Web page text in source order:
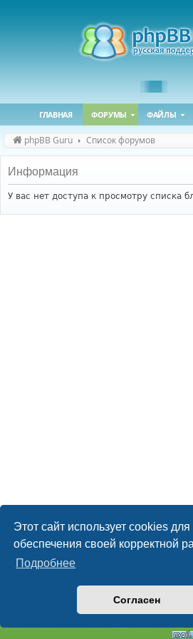
Этот сайт использует cookies для
обеспечения своей корректной
Подробнее
Согласен
ГЛАВНАЯ ФОРУМЫ ФАЙЛЫ
phpBB Guru Список форумов
Информация
У вас нет доступа к просмотру списка
Главная Форумы
Time: 0.056s| Peak Memory Usage: 2.15
© phpBB Guru,
Powered by
Style byArtodia